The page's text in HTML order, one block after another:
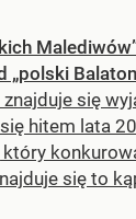
„polski
się
hitem lata
który
się to